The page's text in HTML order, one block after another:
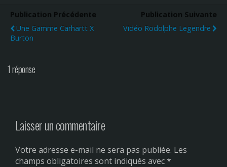
Publication Précédente
Une Gamme Carhartt X
Burton
Publication Suivante
Vidéo Rodolphe Legendre
1 réponse
Laisser un commentaire
Votre adresse e-mail ne sera pas publiée. Les
champs obligatoires sont indiqués avec*